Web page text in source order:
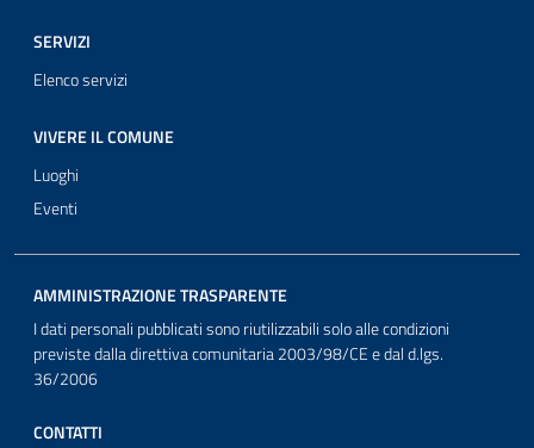
SERVIZI
Elenco servizi
VIVERE IL COMUNE
Luoghi
Eventi
AMMINISTRAZIONE TRASPARENTE
I dati personali pubblicati sono riutilizzabili solo alle condizioni
previste dalla direttiva comunitaria 2003/98/CE e dal d.lgs.
36/2006
CONTATTI